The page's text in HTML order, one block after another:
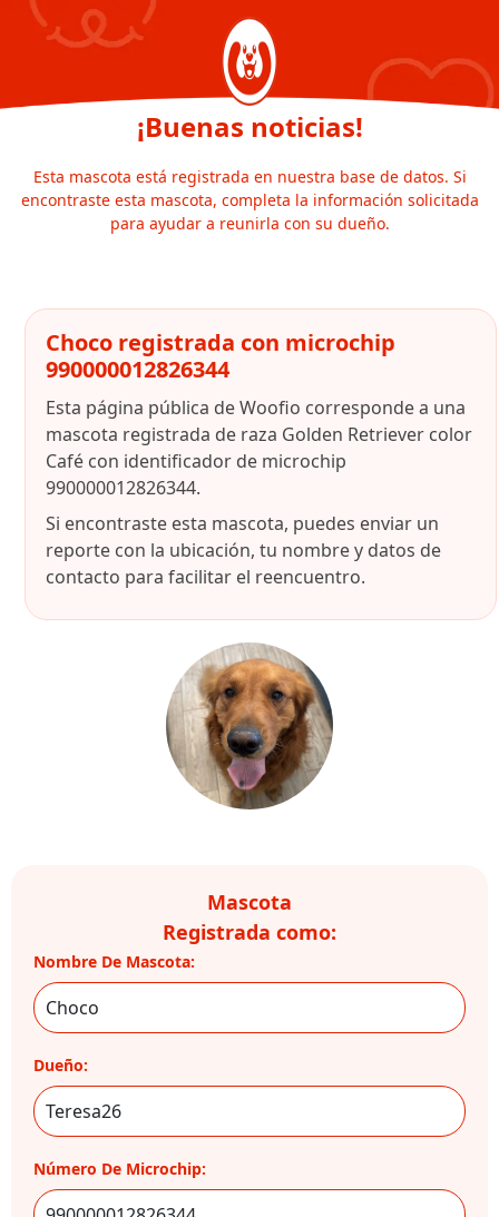
¡Buenas noticias!
Esta mascota está registrada en nuestra base de datos. Si
encontraste esta mascota, completa la información solicitada
para ayudar a reunirla con su dueño.
Choco registrada con microchip
990000012826344
Esta página pública de Woofio corresponde a una
mascota registrada de raza Golden Retriever color
Café con identificador de microchip
990000012826344.
Si encontraste esta mascota, puedes enviar un
reporte con la ubicación, tu nombre y datos de
contacto para facilitar el reencuentro.
Mascota
Registrada como:
Nombre De Mascota:
Dueño:
Número De Microchip: